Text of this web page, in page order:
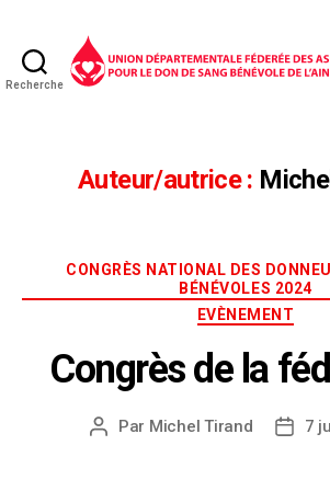
Recherche
Auteur/autrice :
CONGRÈS NATIONAL DES
BÉNÉVOLES 2024
EVÈNEMENT
Congrès de la
Par Michel Tirand 7